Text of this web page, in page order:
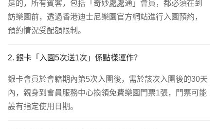
是的，所有賓客，包括「奇妙處處通」會員，都必須在到
訪樂園前，透過香港迪士尼樂園官方網站進行入園預約，
預約情況受配額限制。
2. 銀卡「入園5次送1次」係點樣運作？
銀卡會員於會籍期內第5次入園後，需於該次入園後的30天
內，親身到會員服務中心換領免費樂園門票1張，門票可能
設有指定使用日期。